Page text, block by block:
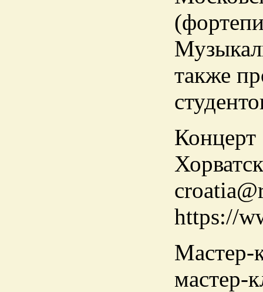
также
Концерт
https://
Мастер-
мастер-